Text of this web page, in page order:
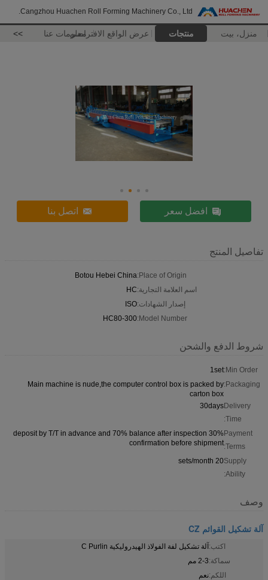
Cangzhou Huachen Roll Forming Machinery Co., Ltd.
منزل، بيت منتجات عرض الواقع الافتراضيمعلومات عنا >>
افضل سعر اتصل بنا
تفاصيل المنتج
Place of Origin:
Botou Hebei China
اسم العلامة التجارية:HC
إصدار الشهادات:ISO
Model Number:
HC80-300
شروط الدفع والشحن
Min Order:
1set
Packaging:
Main machine is nude,the computer control box is packed by
carton box
Delivery
Time:
30days
Payment
Terms:
30% deposit by T/T in advance and 70% balance after inspection
confirmation before shipment
Supply
Ability:
20 sets/month
وصف
آلة تشكيل القوائم CZ
اكتب:آلة تشكيل لفة الفولاذ الهيدروليكية C Purlin
سماكة:2-3 مم
اللكم:نعم